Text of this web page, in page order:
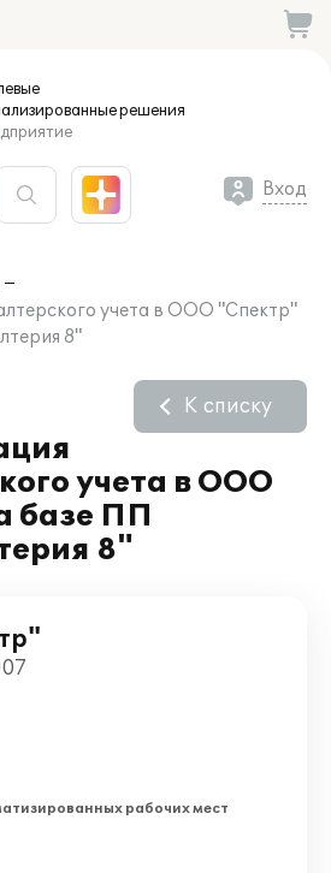
решения
Вход
учета в ООО "Спектр"
8"
учета в ООО
базе ПП
8"
К списку
рабочих мест